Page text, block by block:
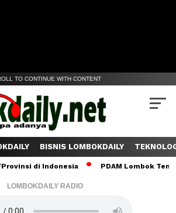
TO CONTINUE WITH CONTENT
BISNIS LOMBOKDAILY
PDAM Lombok Tengah
LOMBOKDAILY RADIO